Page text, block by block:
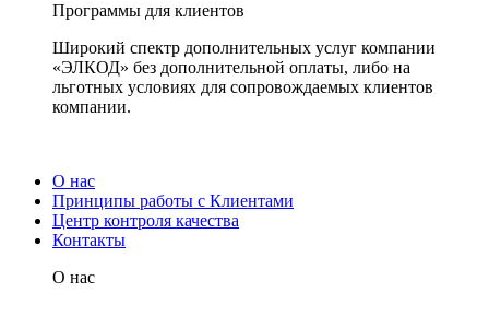
Программы для клиентов
Широкий спектр дополнительных услуг компании
«ЭЛКОД» без дополнительной оплаты, либо на
льготных условиях для сопровождаемых клиентов
компании.
О нас
Принципы работы с Клиентами
Центр контроля качества
Контакты
О нас